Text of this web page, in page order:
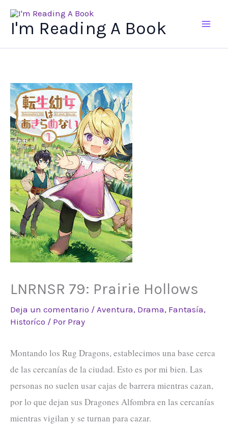
I'm Reading A Book
LNRNSR 79: Prairie Hollows
Deja un comentario / Aventura, Drama, Fantasía,
Historíco / Por Pray
Montando los Rug Dragons, establecimos una base cerca
de las cercanías de la ciudad. Esto es por mi bien. Las
personas no suelen usar cajas de barrera mientras cazan,
por lo que dejan sus Dragones Alfombra en las cercanías
mientras vigilan y se turnan para cazar.